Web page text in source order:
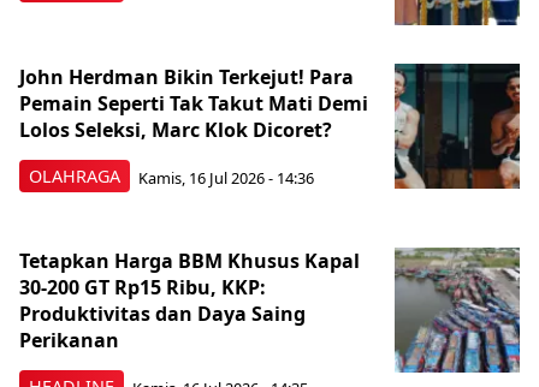
OLAHRAGA
John Herdman Bikin Terkejut! Para
Pemain Seperti Tak Takut Mati Demi
Lolos Seleksi, Marc Klok Dicoret?
Kamis, 16 Jul 2026 - 14:36
Tetapkan Harga BBM Khusus Kapal
30-200 GT Rp15 Ribu, KKP:
Produktivitas dan Daya Saing
Perikanan